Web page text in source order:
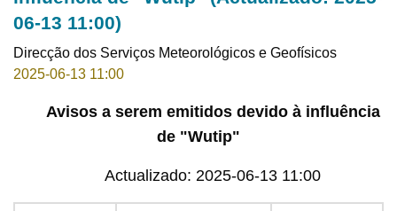
06-13 11:00)
Direcção dos Serviços Meteorológicos e Geofísicos
2025-06-13 11:00
Avisos a serem emitidos devido à influência
de "Wutip"
Actualizado: 2025-06-13 11:00